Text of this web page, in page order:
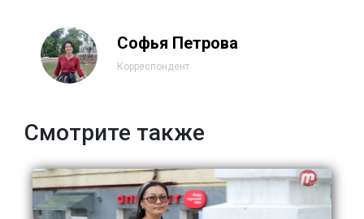
Софья Петрова
Корреспондент
Смотрите также